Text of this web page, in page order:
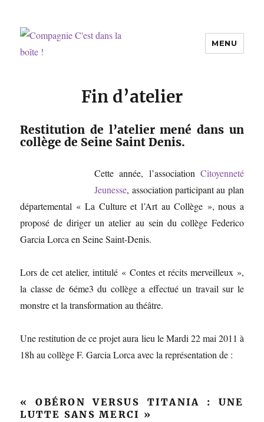
MENU
Fin d’atelier
Restitution de l’atelier mené dans un
collège de Seine Saint Denis.
Cette année, l’association Citoyenneté
Jeunesse, association participant au plan
départemental « La Culture et l’Art au Collège », nous a
proposé de diriger un atelier au sein du collège Federico
Garcia Lorca en Seine Saint-Denis.
Lors de cet atelier, intitulé « Contes et récits merveilleux »,
la classe de 6éme3 du collège a effectué un travail sur le
monstre et la transformation au théâtre.
Une restitution de ce projet aura lieu le Mardi 22 mai 2011 à
18h au collège F. Garcia Lorca avec la représentation de :
« OBÉRON VERSUS TITANIA : UNE
LUTTE SANS MERCI »